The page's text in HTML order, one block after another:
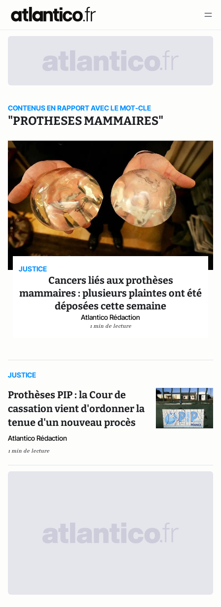
CONTENUS EN RAPPORT AVEC LE MOT-CLE
"PROTHESES MAMMAIRES"
JUSTICE
Cancers liés aux prothèses
mammaires : plusieurs plaintes ont été
déposées cette semaine
Atlantico Rédaction
1 min de lecture
JUSTICE
Prothèses PIP : la Cour de
cassation vient d'ordonner la
tenue d'un nouveau procès
Atlantico Rédaction
1 min de lecture